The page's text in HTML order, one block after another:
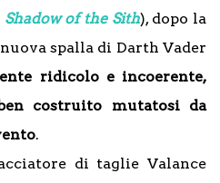
Shadow of the Sith), dopo la
spalla di Darth Vader
ridicolo e incoerente,
costruito mutatosi da
.
di taglie Valance